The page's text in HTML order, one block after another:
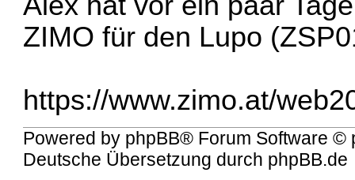
ZIMO für den Lupo
https://www.zimo.at/
Powered by phpBB® Forum Software ©
Deutsche Übersetzung durch phpBB.de